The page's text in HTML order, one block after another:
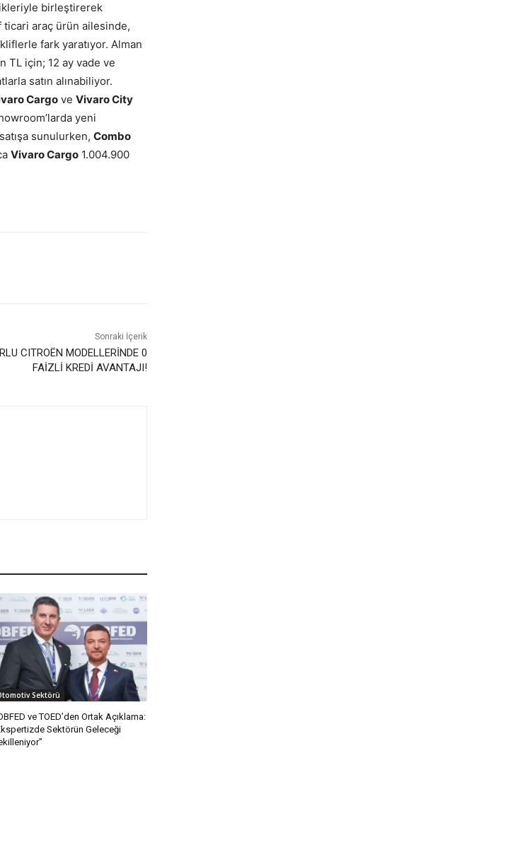
birleştirerek
ticari araç ürün ailesinde,
fark yaratıyor. Alman
TL için; 12 ay vade ve
satın alınabiliyor.
Cargo ve Vivaro City
yeni
sunulurken, Combo
Vivaro Cargo 1.004.900
Sonraki İçerik
CITROËN MODELLERİNDE 0
FAİZLİ KREDİ AVANTAJI!
Sektörü
ve TOED’den Ortak Açıklama:
Sektörün Geleceği